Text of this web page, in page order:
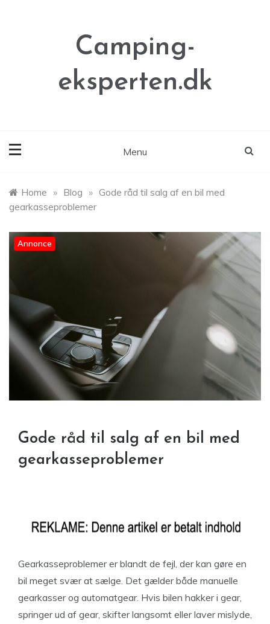
Camping-
eksperten.dk
Menu
Home » Blog » Gode råd til salg af en bil med
gearkasseproblemer
Annonce
Gode råd til salg af en bil med
gearkasseproblemer
Gearkasseproblemer er blandt de fejl, der kan gøre en
bil meget svær at sælge. Det gælder både manuelle
gearkasser og automatgear. Hvis bilen hakker i gear,
springer ud af gear, skifter langsomt eller laver mislyde,